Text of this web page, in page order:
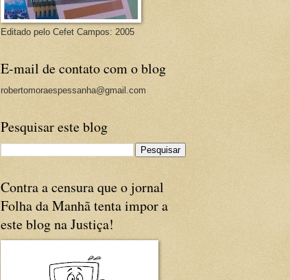
Editado pelo Cefet Campos: 2005
E-mail de contato com o blog
robertomoraespessanha@gmail.com
Pesquisar este blog
Contra a censura que o jornal
Folha da Manhã tenta impor a
este blog na Justiça!